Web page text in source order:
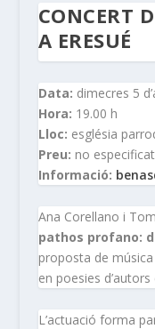
CONCERT
A ERESUÉ
Data: dimecres 5
Hora: 19.00 h
Lloc: església
Preu: no
Informació:
Ana Corellano i
pathos profano:
proposta de
en poesies
L’actuació forma